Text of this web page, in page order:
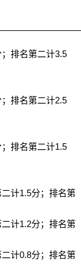
；排名第二计3.5
；排名第二计2.5
；排名第二计1.5
二计1.5分；排名第
二计1.2分；排名第
二计0.8分；排名第